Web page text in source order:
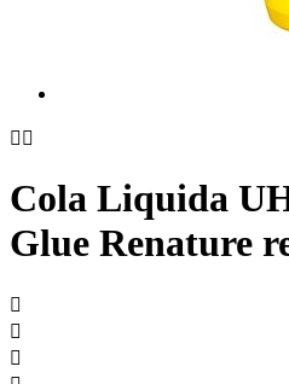
 
Cola Liquida
Glue Renature


